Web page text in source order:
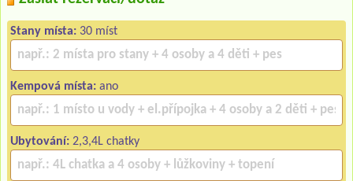
Stany místa: 30 míst
Kempová místa: ano
Ubytování: 2,3,4L chatky